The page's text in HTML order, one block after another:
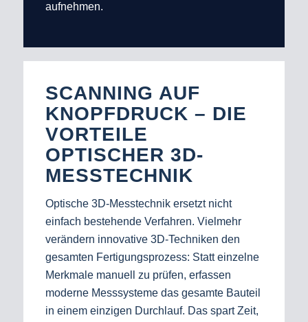
aufnehmen.
SCANNING AUF
KNOPFDRUCK – DIE
VORTEILE
OPTISCHER 3D-
MESSTECHNIK
Optische 3D-Messtechnik ersetzt nicht
einfach bestehende Verfahren. Vielmehr
verändern innovative 3D-Techniken den
gesamten Fertigungsprozess: Statt einzelne
Merkmale manuell zu prüfen, erfassen
moderne Messsysteme das gesamte Bauteil
in einem einzigen Durchlauf. Das spart Zeit,